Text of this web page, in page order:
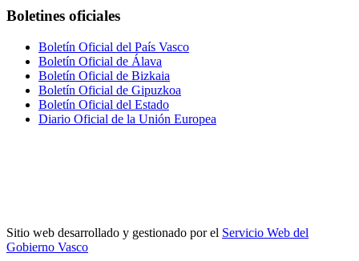
Boletines oficiales
Boletín Oficial del País Vasco
Boletín Oficial de Álava
Boletín Oficial de Bizkaia
Boletín Oficial de Gipuzkoa
Boletín Oficial del Estado
Diario Oficial de la Unión Europea
Sitio web desarrollado y gestionado por el Servicio Web del
Gobierno Vasco